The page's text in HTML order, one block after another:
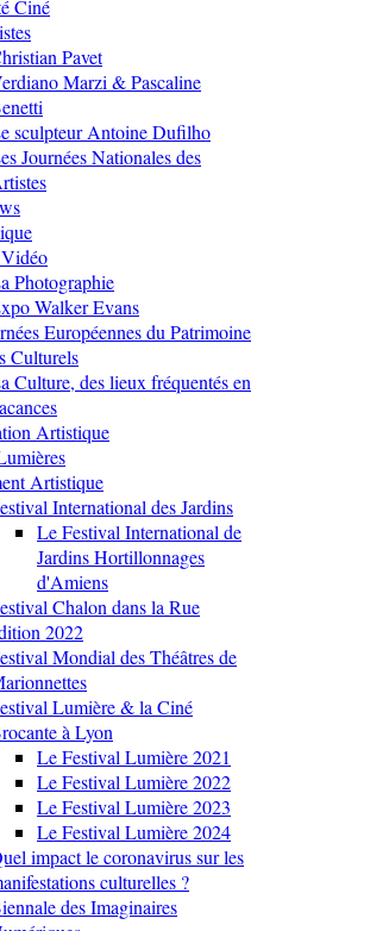
Ciné
Pavet
Marzi & Pascaline
sculpteur Antoine Dufilho
Journées Nationales des
Photographie
Walker Evans
Européennes du Patrimoine
Culturels
Culture, des lieux fréquentés en
Artistique
Artistique
International des Jardins
Le Festival International de
Jardins Hortillonnages
d'Amiens
Chalon dans la Rue
2022
Mondial des Théâtres de
Lumière & la Ciné
à Lyon
Le Festival Lumière 2021
Le Festival Lumière 2022
Le Festival Lumière 2023
Le Festival Lumière 2024
impact le coronavirus sur les
culturelles ?
des Imaginaires